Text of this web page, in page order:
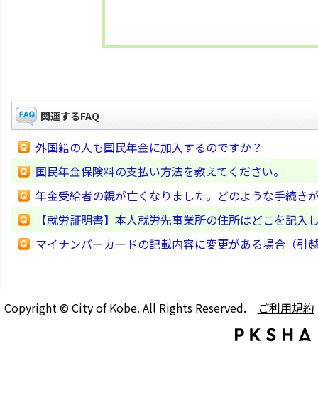
関連するFAQ
外国籍の人も国民年金に加入するのですか？
国民年金保険料の支払い方法を教えてください。
年金受給者の親が亡くなりました。どのような手続き
【就労証明書】本人就労先事業所の住所はどこを記入
マイナンバーカードの記載内容に変更がある場合（引
Copyright © City of Kobe. All Rights Reserved. ご利用規約